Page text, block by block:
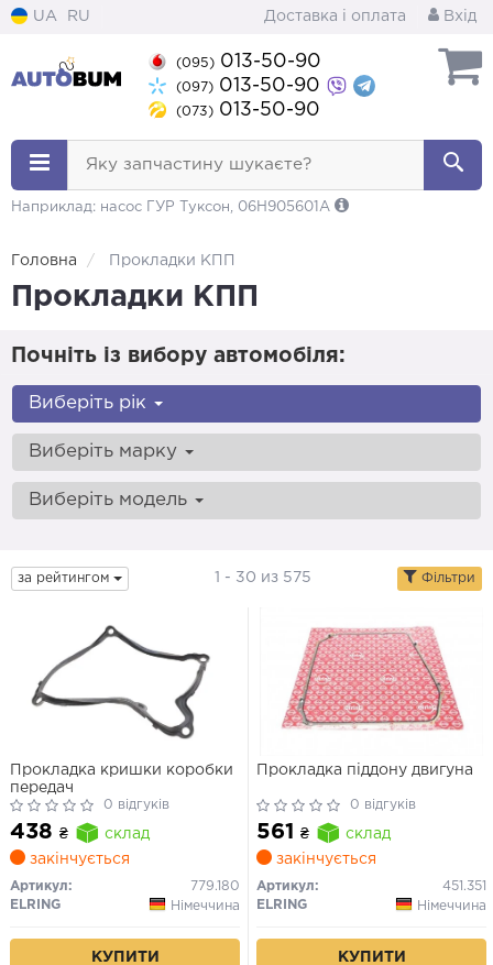
UA RU Доставка і оплата Вхід
(095) 013-50-90
(097) 013-50-90
(073) 013-50-90
Яку запчастину шукаєте?
Наприклад: насос ГУР Туксон, 06H905601A
Головна Прокладки КПП
Прокладки КПП
Почніть із вибору автомобіля:
Виберіть рік
Виберіть марку
Виберіть модель
за рейтингом 1 - 30 из 575 Фільтри
Прокладка кришки коробки
передач
0 відгуків
438 ₴
склад
закінчується
Артикул:
779.180
ELRING
Німеччина
КУПИТИ
Прокладка піддону двигуна
0 відгуків
561 ₴
склад
закінчується
Артикул:
451.351
ELRING
Німеччина
КУПИТИ